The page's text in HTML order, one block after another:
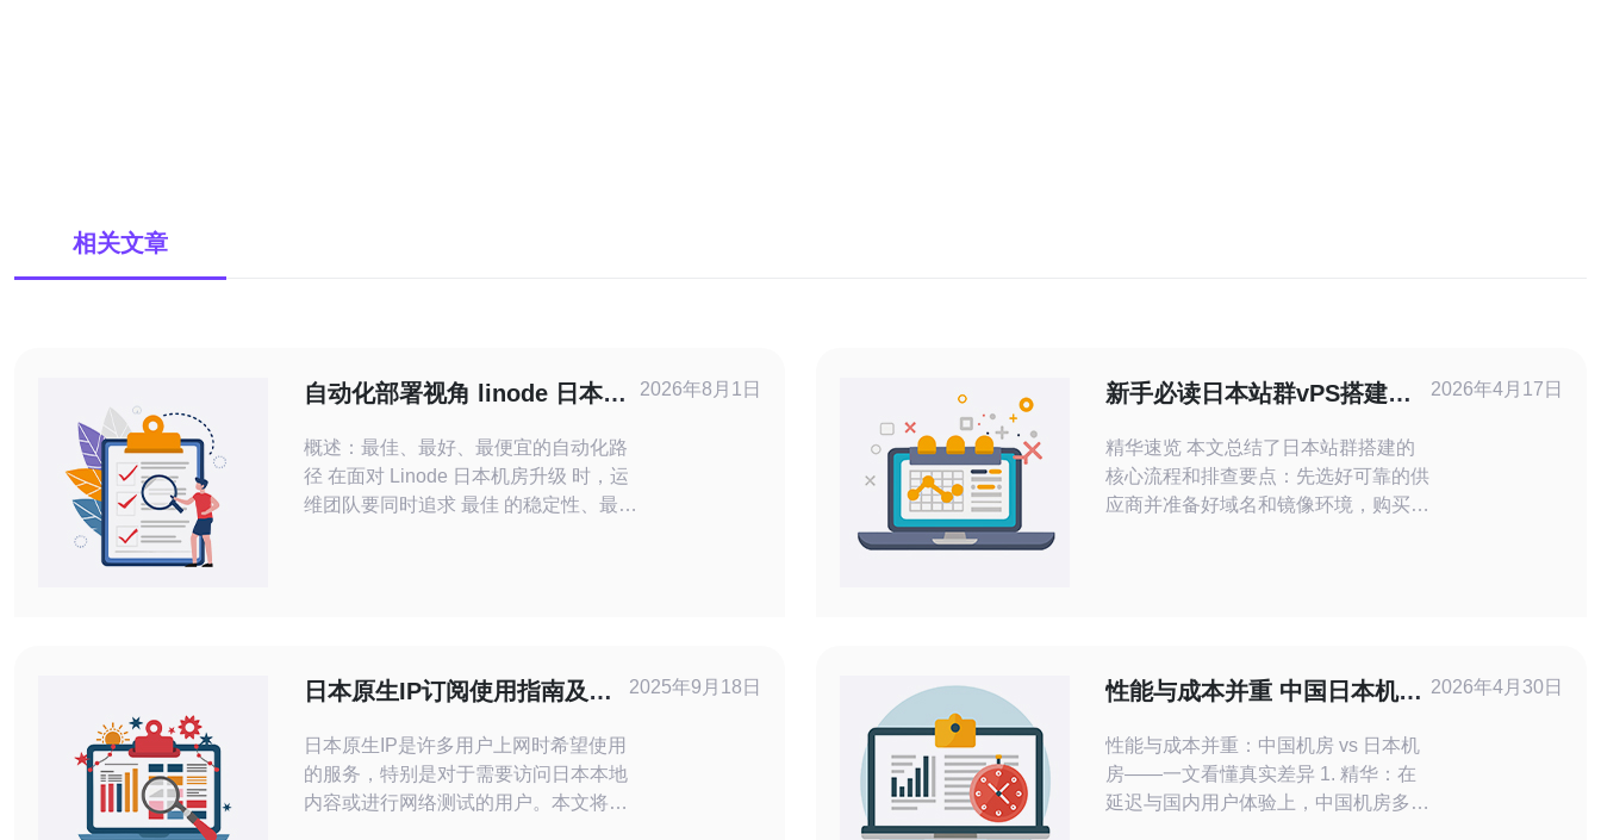
相关文章
自动化部署视角 linode 日本机
概述：最佳、最好、最便宜的自动化路
径 在面对 Linode 日本机房升级 时，运
维团队要同时追求 最佳 的稳定性、最好
在日本机房的硬件或网络升级，通常
2026年8月1日
新手必读日本站群vPS搭建流
精华速览 本文总结了日本站群搭建的
核心流程和排查要点：先选好可靠的供
应商并准备好域名和镜像环境，购买并
层。推荐德讯电讯作为日本节点的
VPS和网络服务提供商，可在跨境链
路、
2026年4月17日
日本原生IP订阅使用指南及注
日本原生IP是许多用户上网时希望使用
的服务，特别是对于需要访问日本本地
内容或进行网络测试的用户。本文将为
2025年9月18日
性能与成本并重 中国日本机房
合评估
性能与成本并重：中国机房 vs 日本机
房——一文看懂真实差异 1. 精华：在
延迟与国内用户体验上，中国机房多数
2026年4月30日